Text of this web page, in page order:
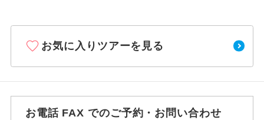
お気に入りツアーを見る
お電話 FAX でのご予約・お問い合わせ